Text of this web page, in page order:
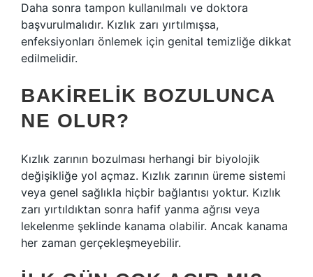
Daha sonra tampon kullanılmalı ve doktora
başvurulmalıdır. Kızlık zarı yırtılmışsa,
enfeksiyonları önlemek için genital temizliğe dikkat
edilmelidir.
BAKIRELIK BOZULUNCA
NE OLUR?
Kızlık zarının bozulması herhangi bir biyolojik
değişikliğe yol açmaz. Kızlık zarının üreme sistemi
veya genel sağlıkla hiçbir bağlantısı yoktur. Kızlık
zarı yırtıldıktan sonra hafif yanma ağrısı veya
lekelenme şeklinde kanama olabilir. Ancak kanama
her zaman gerçekleşmeyebilir.